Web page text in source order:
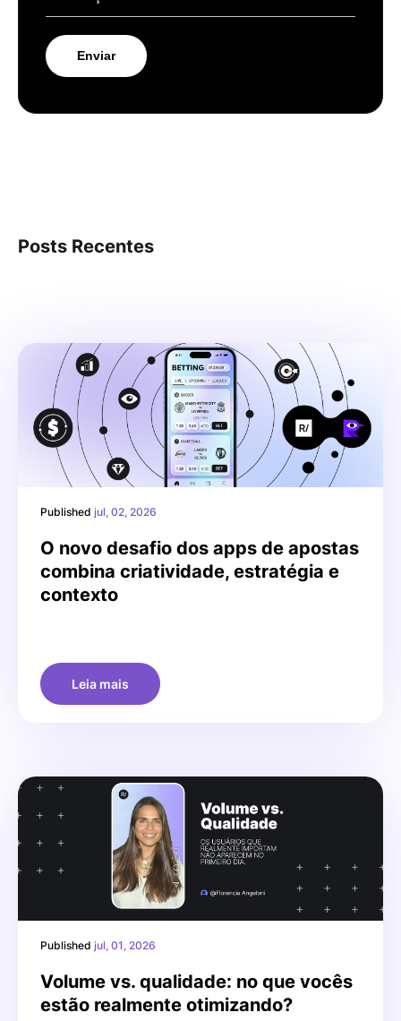
Posts Recentes
Published jul, 02, 2026
O novo desafio dos apps de apostas
combina criatividade, estratégia e
contexto
Leia mais
Published jul, 01, 2026
Volume vs. qualidade: no que vocês
estão realmente otimizando?